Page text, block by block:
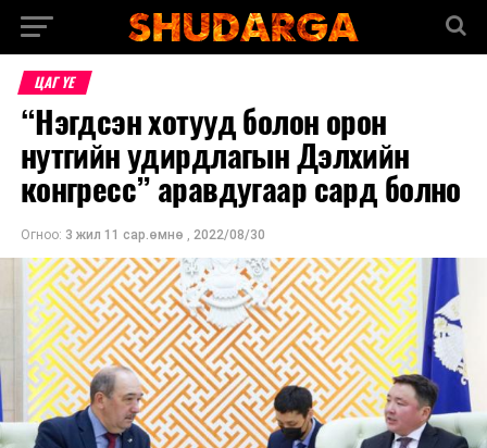
ЦАГ ҮЕ
“Нэгдсэн хотууд болон орон
нутгийн удирдлагын Дэлхийн
конгресс” аравдугаар сард болно
Огноо: 3 жил 11 сар.өмнө , 2022/08/30